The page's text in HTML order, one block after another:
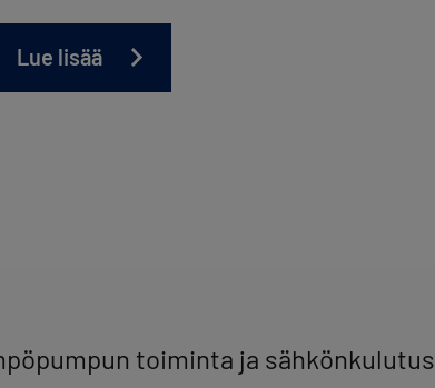
Lue lisää
toiminta ja sähkönkulutus